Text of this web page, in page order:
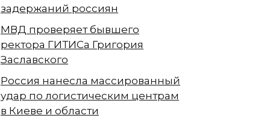
задержаний россиян
МВД проверяет бывшего
ректора ГИТИСа Григория
Заславского
Россия нанесла массированный
удар по логистическим центрам
в Киеве и области